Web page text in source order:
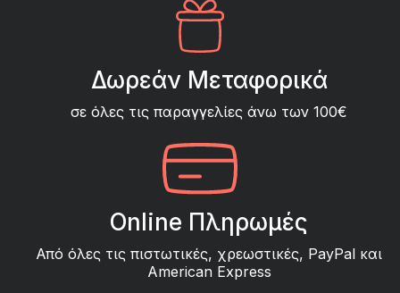
Δωρεάν Μεταφορικά
σε όλες τις παραγγελίες άνω των 100€
Online Πληρωμές
Από όλες τις πιστωτικές, χρεωστικές, PayPal και
American Express